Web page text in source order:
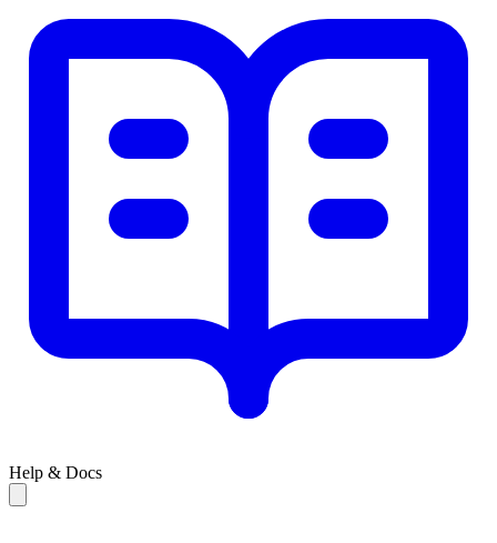
Help & Docs